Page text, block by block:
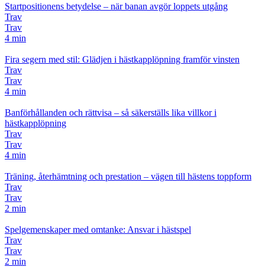
Startpositionens betydelse – när banan avgör loppets utgång
Trav
Trav
4 min
Fira segern med stil: Glädjen i hästkapplöpning framför vinsten
Trav
Trav
4 min
Banförhållanden och rättvisa – så säkerställs lika villkor i
hästkapplöpning
Trav
Trav
4 min
Träning, återhämtning och prestation – vägen till hästens toppform
Trav
Trav
2 min
Spelgemenskaper med omtanke: Ansvar i hästspel
Trav
Trav
2 min